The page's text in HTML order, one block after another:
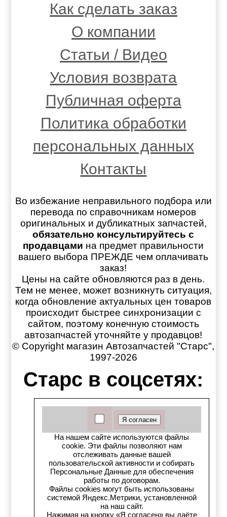
Как сделать заказ
О компании
Статьи / Видео
Условия возврата
Публичная оферта
Политика обработки
персональных данных
Контакты
Во избежание неправильного подбора или
перевода по справочникам номеров
оригинальных и дубликатных запчастей,
обязательно консультируйтесь с
продавцами на предмет правильности
вашего выбора ПРЕЖДЕ чем оплачивать
заказ!
Цены на сайте обновляются раз в день.
Тем не менее, может возникнуть ситуация,
когда обновление актуальных цен товаров
происходит быстрее синхронизации с
сайтом, поэтому конечную стоимость
автозапчастей уточняйте у продавцов!
© Copyright магазин Автозапчастей "Старс",
1997-2026
Старс в соцсетях:
Старс вКонтакте
Старс в YouTube
Телеграм-канал
Старс на Drom.ru
Старс в auto.ru
Старс в картах Яндекс
На нашем сайте используются файлы
cookie. Эти файлы позволяют нам
отслеживать данные вашей
пользовательской активности и собирать
Персональные Данные для обеспечения
работы по договорам.
Файлы cookies могут быть использованы
системой Яндекс.Метрики, установленной
на наш сайт.
Нажимая на кнопку «Я согласен» вы даёте